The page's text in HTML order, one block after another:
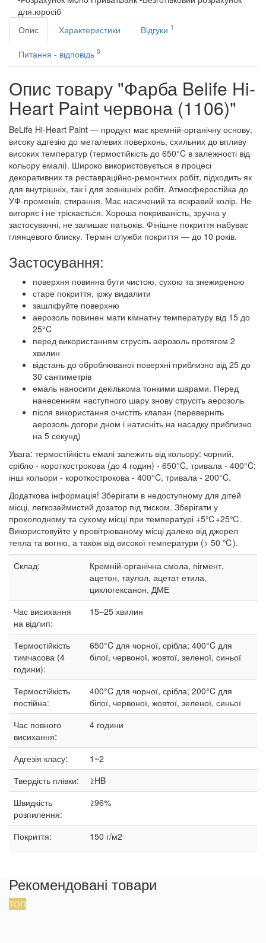
для.юросіб
Опис
Характеристики Відгуки 1
Питання - відповідь 0
Опис товару "Фарба Belife Hi-
Heart Paint червона (1106)"
BeLife Hi-Heart Paint — продукт має кремній-органічну основу,
високу адгезію до металевих поверхонь, схильних до впливу
високих температур (термостійкість до 650°C в залежності від
кольору емалі). Широко використовується в процесі
декоративних та реставраційно-ремонтних робіт, підходить як
для внутрішніх, так і для зовнішніх робіт. Атмосферостійка до
УФ-променів, стирання. Має насичений та яскравий колір. Не
вигоряє і не тріскається. Хороша покриваність, зручна у
застосуванні, не залишає патьоків. Фінішне покриття набуває
глянцевого блиску. Термін служби покриття — до 10 років.
Застосування:
поверхня повинна бути чистою, сухою та знежиреною
старе покриття, іржу видалити
зашліфуйте поверхню
аерозоль повинен мати кімнатну температуру від 15 до
25°C
перед використанням струсіть аерозоль протягом 2
хвилин
відстань до оброблюваної поверхні приблизно від 25 до
30 сантиметрів
емаль наносити декількома тонкими шарами. Перед
нанесенням наступного шару знову струсіть аерозоль
після використання очистіть клапан (переверніть
аерозоль догори дном і натисніть на насадку приблизно
на 5 секунд)
Увага: термостійкість емалі залежить від кольору: чорний,
срібло - короткострокова (до 4 годин) - 650°C, тривала - 400°C;
інші кольори - короткострокова - 400°C, тривала - 200°C.
Додаткова інформація! Зберігати в недоступному для дітей
місці, легкозаймистий дозатор під тиском. Зберігати у
прохолодному та сухому місці при температурі +5℃+25℃.
Використовуйте у провітрюваному місці далеко від джерел
тепла та вогню, а також від високої температури (> 50 ℃).
Склад:
Кремній-органічна смола, пігмент,
ацетон, таулол, ацетат етила,
циклогексанон, ДМЕ
Час висихання
на відлип:
15–25 хвилин
Термостійкість
тимчасова (4
години):
650°C для чорної, срібла; 400°C для
білої, червоної, жовтої, зеленої, синьої
Термостійкість
постійна:
400°C для чорної, срібла; 200°C для
білої, червоної, жовтої, зеленої, синьої
Час повного
висихання:
4 години
Адгезія класу:
1~2
Твердість плівки:
≥HB
Швидкість
розпилення:
≥96%
Покриття: 150 г/м2
Рекомендовані товари
ТОП